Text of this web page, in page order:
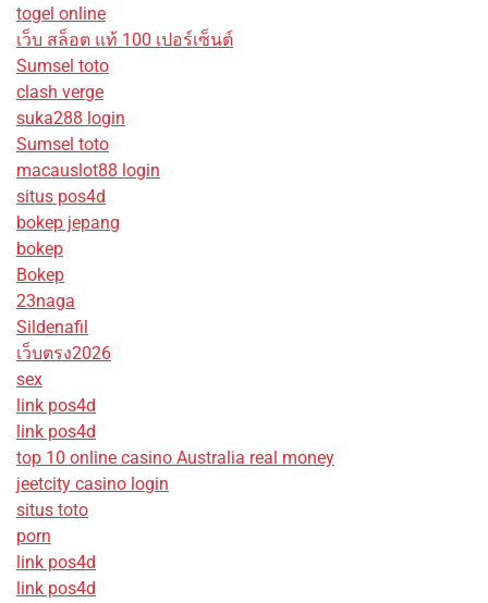
togel online
เว็บ สล็อต แท้ 100 เปอร์เซ็นต์
Sumsel toto
clash verge
suka288 login
Sumsel toto
macauslot88 login
situs pos4d
bokep jepang
bokep
Bokep
23naga
Sildenafil
เว็บตรง2026
sex
link pos4d
link pos4d
top 10 online casino Australia real money
jeetcity casino login
situs toto
porn
link pos4d
link pos4d